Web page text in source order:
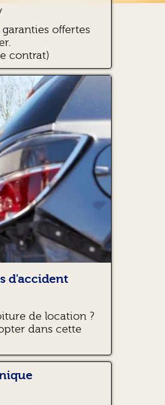
offertes
contrat)
d'accident
de location ?
dans cette